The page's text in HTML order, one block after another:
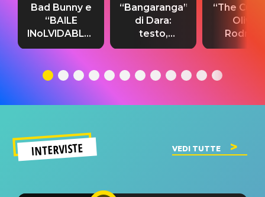
Bad Bunny e
“BAILE
INoLVIDABLE”:
testo,
significato
“Bangaranga”
di Dara:
testo,
traduzione e
del singolo
“The
Olivia
testo,
INTERVISTE VEDI TUTTE